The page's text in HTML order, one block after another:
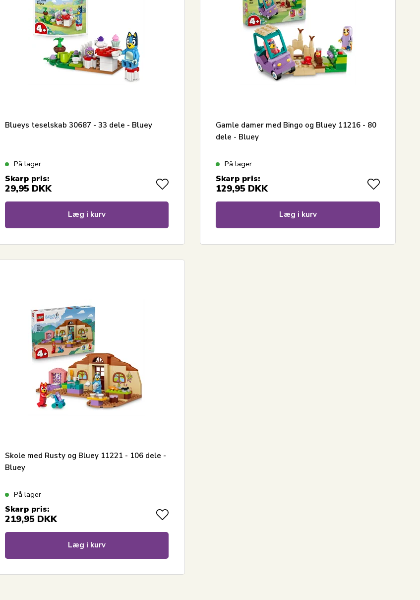
Blueys teselskab 30687 - 33 dele - Bluey
På lager
Skarp pris:
29,95 DKK
Læg i kurv
Gamle damer med Bingo og Bluey 11216 - 80
dele - Bluey
På lager
Skarp pris:
129,95 DKK
Læg i kurv
Skole med Rusty og Bluey 11221 - 106 dele -
Bluey
På lager
Skarp pris:
219,95 DKK
Læg i kurv